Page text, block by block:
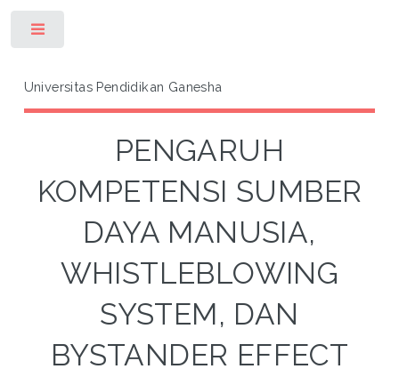
Universitas Pendidikan Ganesha
PENGARUH
KOMPETENSI SUMBER
DAYA MANUSIA,
WHISTLEBLOWING
SYSTEM, DAN
BYSTANDER EFFECT